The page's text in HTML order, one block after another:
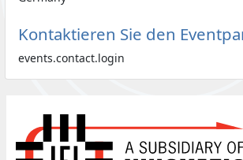
Kontaktieren Sie den
events.contact.login